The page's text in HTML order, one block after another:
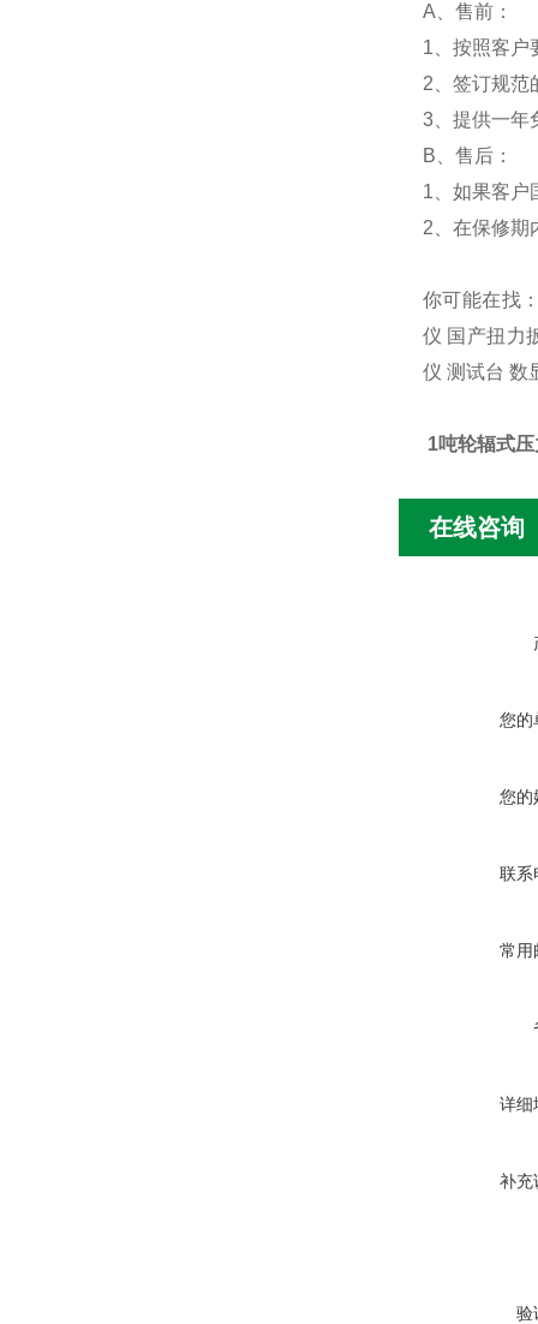
A、售前：
1、按照客户
2、签订规范
3、提供一年
B、售后：
1、如果客户
2、在保修期
你可能在找
仪 国产扭力
仪 测试台 数
1吨轮辐式
在线咨询
您的
您的
联系
常用
详细
补充
验